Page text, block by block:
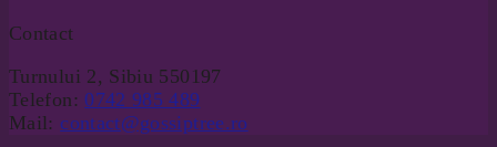
Contact
Turnului 2, Sibiu 550197
Telefon: 0742 985 489
Mail: contact@gossiptree.ro